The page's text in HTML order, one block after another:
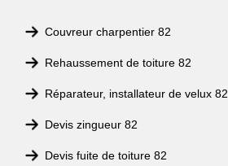
Couvreur charpentier 82
Rehaussement de toiture 82
Réparateur, installateur de velux 82
Devis zingueur 82
Devis fuite de toiture 82